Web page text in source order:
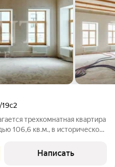
19с2
трехкомнатная квартира
106,6 кв.м., в историческом
санузлом, совмещенный
Написать